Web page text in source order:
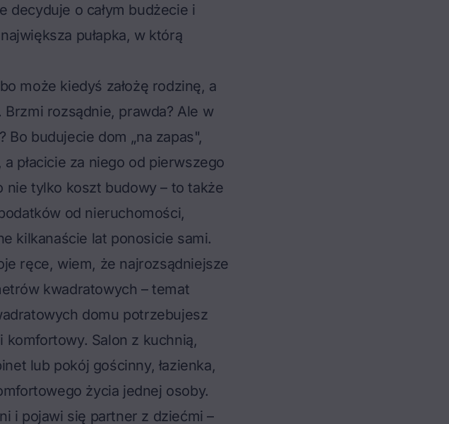
decyduje o całym budżecie i
pułapka, w którą
może kiedyś założę rodzinę, a
rozsądnie, prawda? Ale w
budujecie dom „na zapas",
płacicie za niego od pierwszego
nie tylko koszt budowy – to także
od nieruchomości,
kilkanaście lat ponosicie sami.
ręce, wiem, że najrozsądniejsze
kwadratowych – temat
domu potrzebujesz
komfortowy. Salon z kuchnią,
lub pokój gościnny, łazienka,
życia jednej osoby.
i pojawi się partner z dziećmi –